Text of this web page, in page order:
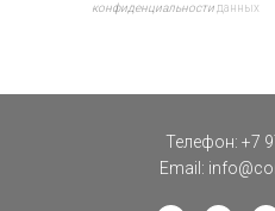
конфиденциальности данных
Телефон: +7
Email: